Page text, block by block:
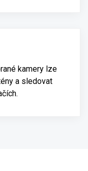
kamery lze
a sledovat